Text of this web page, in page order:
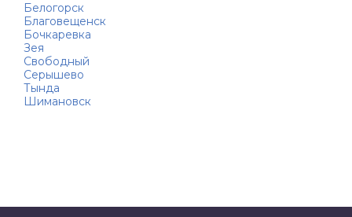
Белогорск
Благовещенск
Бочкаревка
Зея
Свободный
Серышево
Тында
Шимановск